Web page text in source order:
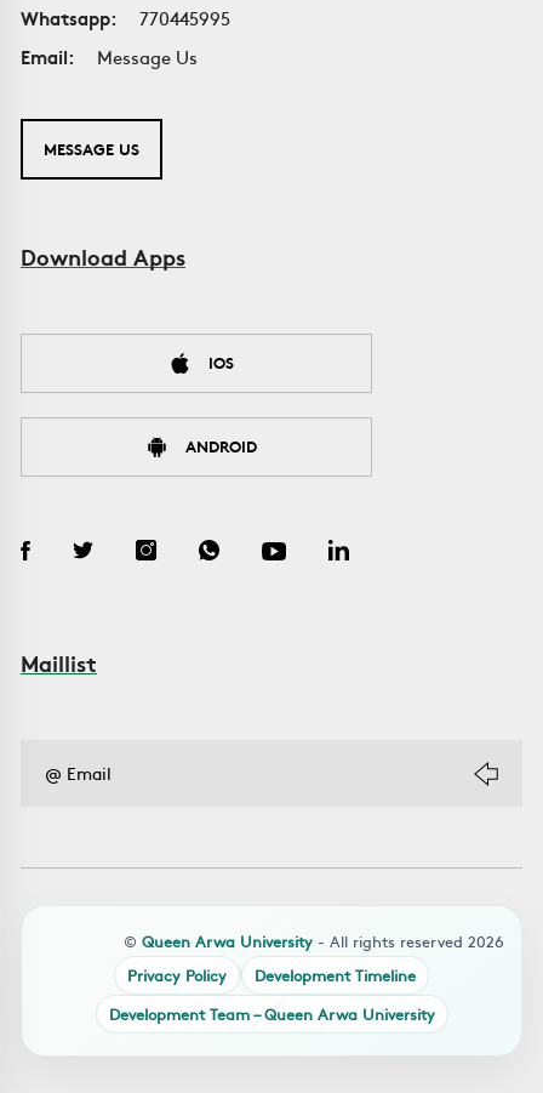
Whatsapp:
770445995
Email:
Message Us
MESSAGE US
Download Apps
IOS
ANDROID
Maillist
© Queen Arwa University - All rights reserved 2026
Privacy Policy
Development Timeline
Development Team – Queen Arwa University